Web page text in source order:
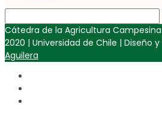
Cátedra de la Agricultura
2020 | Universidad de Chile | Diseño
Aguilera